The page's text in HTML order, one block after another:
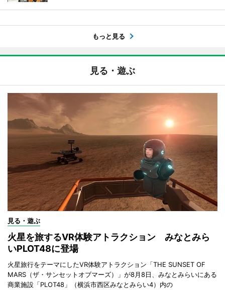
もっと見る
見る・遊ぶ
見る・遊ぶ
火星を旅するVR体験アトラクション みなとみら
いPLOT48に登場
火星旅行をテーマにしたVR体験アトラクション「THE SUNSET OF
MARS（ザ・サンセットオブマーズ）」が8月8日、みなとみらいにある
商業施設「PLOT48」（横浜市西区みなとみらい4）内の